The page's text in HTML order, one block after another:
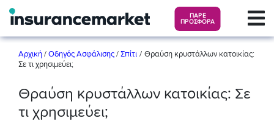
ΠΑΡΕ
ΠΡΟΣΦΟΡΑ
Αρχική / Οδηγός Ασφάλισης / Σπίτι / Θραύση κρυστάλλων κατοικίας:
Σε τι χρησιμεύει;
Θραύση κρυστάλλων κατοικίας: Σε
τι χρησιμεύει;